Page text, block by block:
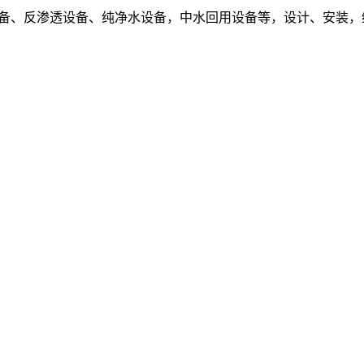
反渗透设备、纯净水设备，中水回用设备等，设计、安装，